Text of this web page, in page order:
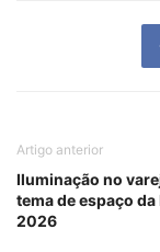
Artigo anterior
Iluminação no
tema de espaço
2026